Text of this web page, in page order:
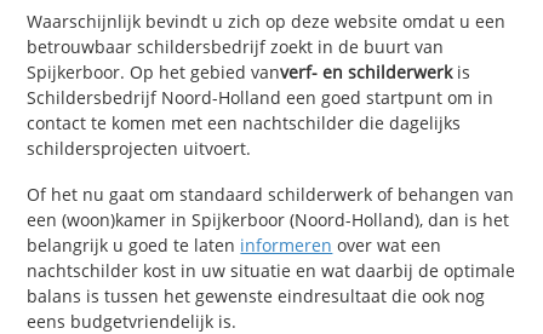
Waarschijnlijk bevindt u zich op deze website omdat u een
betrouwbaar schildersbedrijf zoekt in de buurt van
Spijkerboor. Op het gebied vanverf- en schilderwerkis
Schildersbedrijf Noord-Holland een goed startpunt om in
contact te komen met een nachtschilder die dagelijks
schildersprojecten uitvoert.
Of het nu gaat om standaard schilderwerk of behangen van
een (woon)kamer in Spijkerboor (Noord-Holland), dan is het
belangrijk u goed te laten informeren over wat een
nachtschilder kost in uw situatie en wat daarbij de optimale
balans is tussen het gewenste eindresultaat die ook nog
eens budgetvriendelijk is.